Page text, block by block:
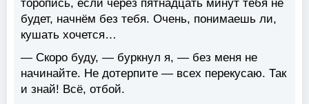
торопись, если через пятнадцать минут тебя не
будет, начнём без тебя. Очень, понимаешь ли,
кушать хочется…
— Скоро буду, — буркнул я, — без меня не
начинайте. Не дотерпите — всех перекусаю. Так
и знай! Всё, отбой.